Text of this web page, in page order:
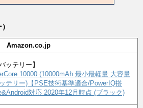
Amazon.co.jp
ッテリー】
10000 (10000mAh 最小最軽量 大容量
テリー)【PSE技術基準適合/PowerIQ搭
対応 2020年12月時点 (ブラック)